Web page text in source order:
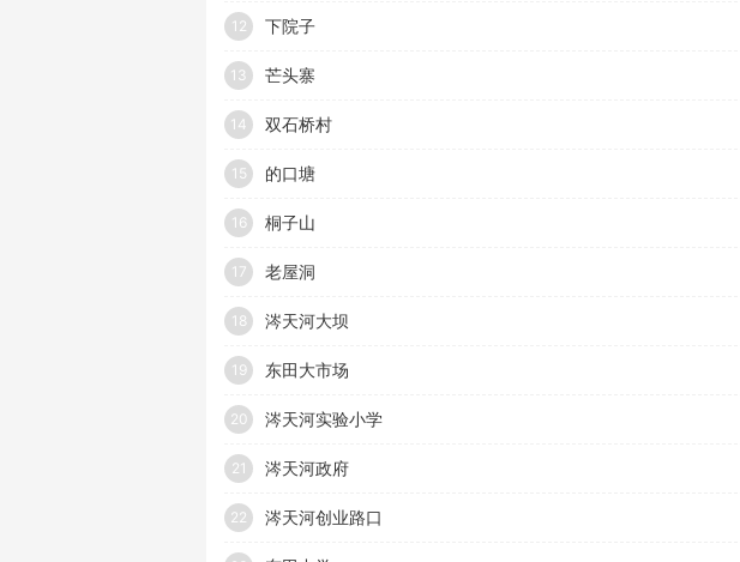
12 下院子
13 芒头寨
14 双石桥村
15 的口塘
16 桐子山
17 老屋洞
18 涔天河大坝
19 东田大市场
20 涔天河实验小学
21 涔天河政府
22 涔天河创业路口